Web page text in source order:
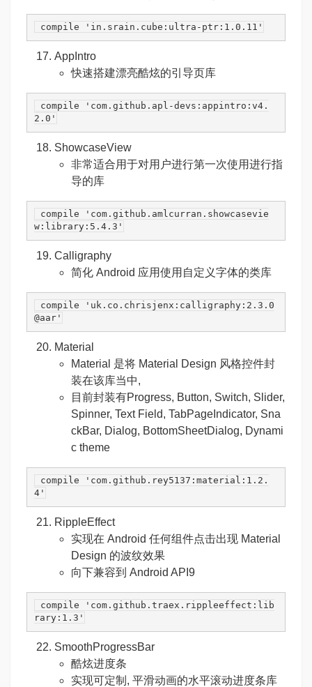
compile 'in.srain.cube:ultra-ptr:1.0.11'
AppIntro
快速搭建漂亮酷炫的引导页库
compile
'com.github.apl-devs:appintro:v4.
2.0'
ShowcaseView
非常适合用于对用户进行第一次使用进行指
导的库
compile
'com.github.amlcurran.showcasevie
w:library:5.4.3'
Calligraphy
简化 Android 应用使用自定义字体的类库
compile
'uk.co.chrisjenx:calligraphy:2.3.0
@aar'
Material
Material 是将 Material Design 风格控件封
装在该库当中,
目前封装有Progress, Button, Switch, Slider,
Spinner, Text Field, TabPageIndicator, Sna
ckBar, Dialog, BottomSheetDialog, Dynami
c theme
compile
'com.github.rey5137:material:1.2.
4'
RippleEffect
实现在 Android 任何组件点击出现 Material
Design 的波纹效果
向下兼容到 Android API9
compile
'com.github.traex.rippleeffect:lib
rary:1.3'
SmoothProgressBar
酷炫进度条
实现可定制, 平滑动画的水平滚动进度条库